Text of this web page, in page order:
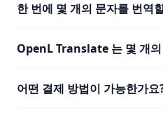
한 번에 몇 개의 문자를 번역
OpenL Translate 는 몇 개
어떤 결제 방법이 가능한가요